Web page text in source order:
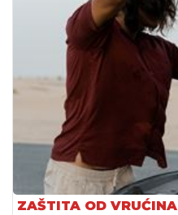
ZAŠTITA OD VRUĆINA